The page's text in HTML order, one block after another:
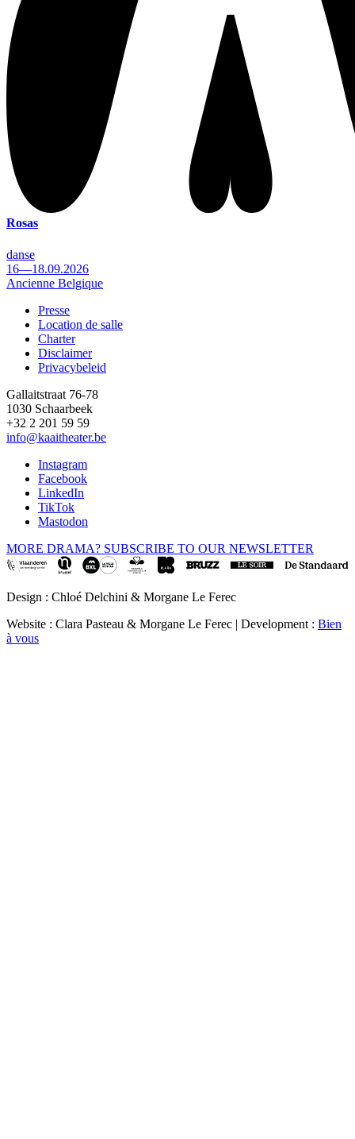
Rosas
danse
16—18.09.2026
Ancienne Belgique
Footer
Presse
Location de salle
Charter
Disclaimer
Privacybeleid
Gallaitstraat 76-78
1030 Schaarbeek
+32 2 201 59 59
info@kaaitheater.be
Instagram
Facebook
LinkedIn
TikTok
Mastodon
MORE DRAMA? SUBSCRIBE TO OUR NEWSLETTER
Design : Chloé Delchini & Morgane Le Ferec
Website : Clara Pasteau & Morgane Le Ferec | Development : Bien
à vous